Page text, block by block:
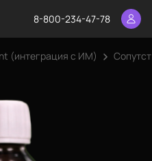
8-800-234-47-78
(интеграция с ИМ)